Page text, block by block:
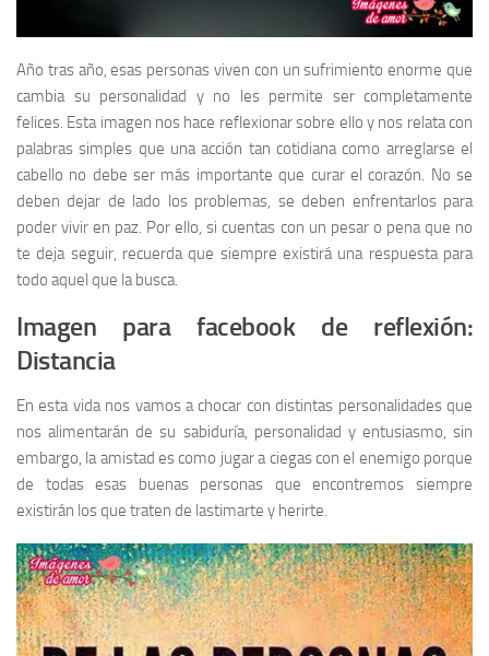
Año tras año, esas personas viven con un sufrimiento enorme que
cambia su personalidad y no les permite ser completamente
felices. Esta imagen nos hace reflexionar sobre ello y nos relata con
palabras simples que una acción tan cotidiana como arreglarse el
cabello no debe ser más importante que curar el corazón. No se
deben dejar de lado los problemas, se deben enfrentarlos para
poder vivir en paz. Por ello, si cuentas con un pesar o pena que no
te deja seguir, recuerda que siempre existirá una respuesta para
todo aquel que la busca.
Imagen para facebook de reflexión:
Distancia
En esta vida nos vamos a chocar con distintas personalidades que
nos alimentarán de su sabiduría, personalidad y entusiasmo, sin
embargo, la amistad es como jugar a ciegas con el enemigo porque
de todas esas buenas personas que encontremos siempre
existirán los que traten de lastimarte y herirte.